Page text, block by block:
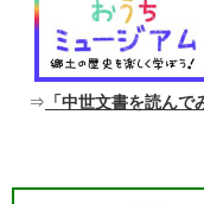
⇒ 「中世文書を読んで